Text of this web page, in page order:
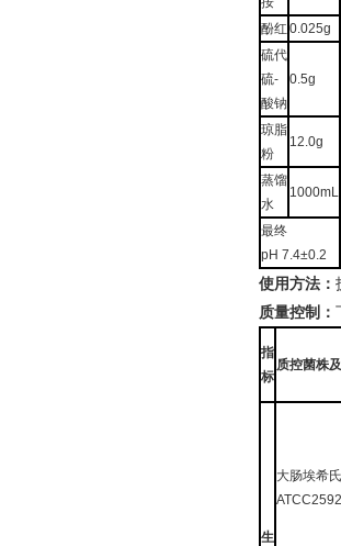
酚红 0.025g
硫代
硫-
酸钠
0.5g
琼脂
粉
12.0g
蒸馏
水
1000mL
最终
pH 7.4±0.2
使用方法：
质量控制：
指
标
质控菌株
生
大肠埃希